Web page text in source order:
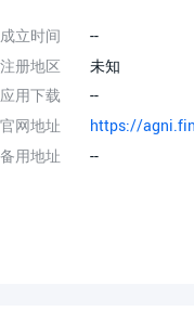
成立时间
--
注册地区
未知
应用下载
--
官网地址
https://
备用地址
--